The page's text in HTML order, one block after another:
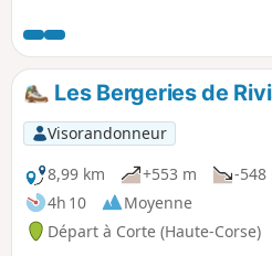
Les Bergeries de
Visorandonneur
8,99 km
+553 m
-548
4h 10
Moyenne
Départ à Corte (Haute-Corse)